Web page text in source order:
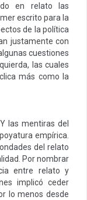
en relato las
escrito para la
de la política
justamente con
cuestiones
las cuales
más como la
las mentiras del
empírica.
del relato
Por nombrar
entre relato y
implicó ceder
lo menos desde